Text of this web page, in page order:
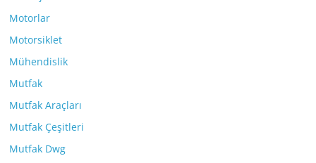
Motorlar
Motorsiklet
Mühendislik
Mutfak
Mutfak Araçları
Mutfak Çeşitleri
Mutfak Dwg